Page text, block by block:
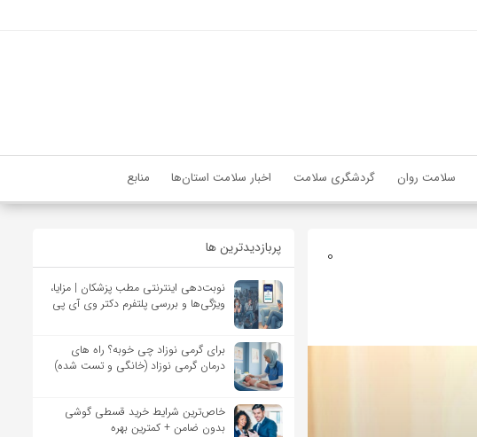
سلامت روان گردشگری سلامت اخبار سلامت استان‌ها منابع
0 پربازدیدترین ها
نوبت‌دهی اینترنتی مطب پزشکان | مزایا،
ویژگی‌ها و بررسی پلتفرم دکتر وی آی پی
برای گرمی نوزاد چی خوبه؟ راه های
درمان گرمی نوزاد (خانگی و تست شده)
خاص‌ترین شرایط خرید قسطی گوشی
بدون ضامن + کمترین بهره